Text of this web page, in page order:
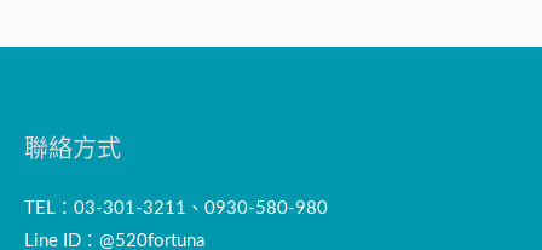
聯絡方式
TEL：03-301-3211、0930-580-980
Line ID：@520fortuna